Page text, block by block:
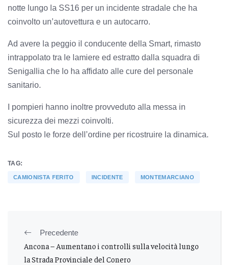
notte lungo la SS16 per un incidente stradale che ha
coinvolto un’autovettura e un autocarro.
Ad avere la peggio il conducente della Smart, rimasto
intrappolato tra le lamiere ed estratto dalla squadra di
Senigallia che lo ha affidato alle cure del personale
sanitario.
I pompieri hanno inoltre provveduto alla messa in
sicurezza dei mezzi coinvolti.
Sul posto le forze dell’ordine per ricostruire la dinamica.
TAG:
CAMIONISTA FERITO INCIDENTE MONTEMARCIANO
Precedente
Ancona – Aumentano i controlli sulla velocità lungo
la Strada Provinciale del Conero